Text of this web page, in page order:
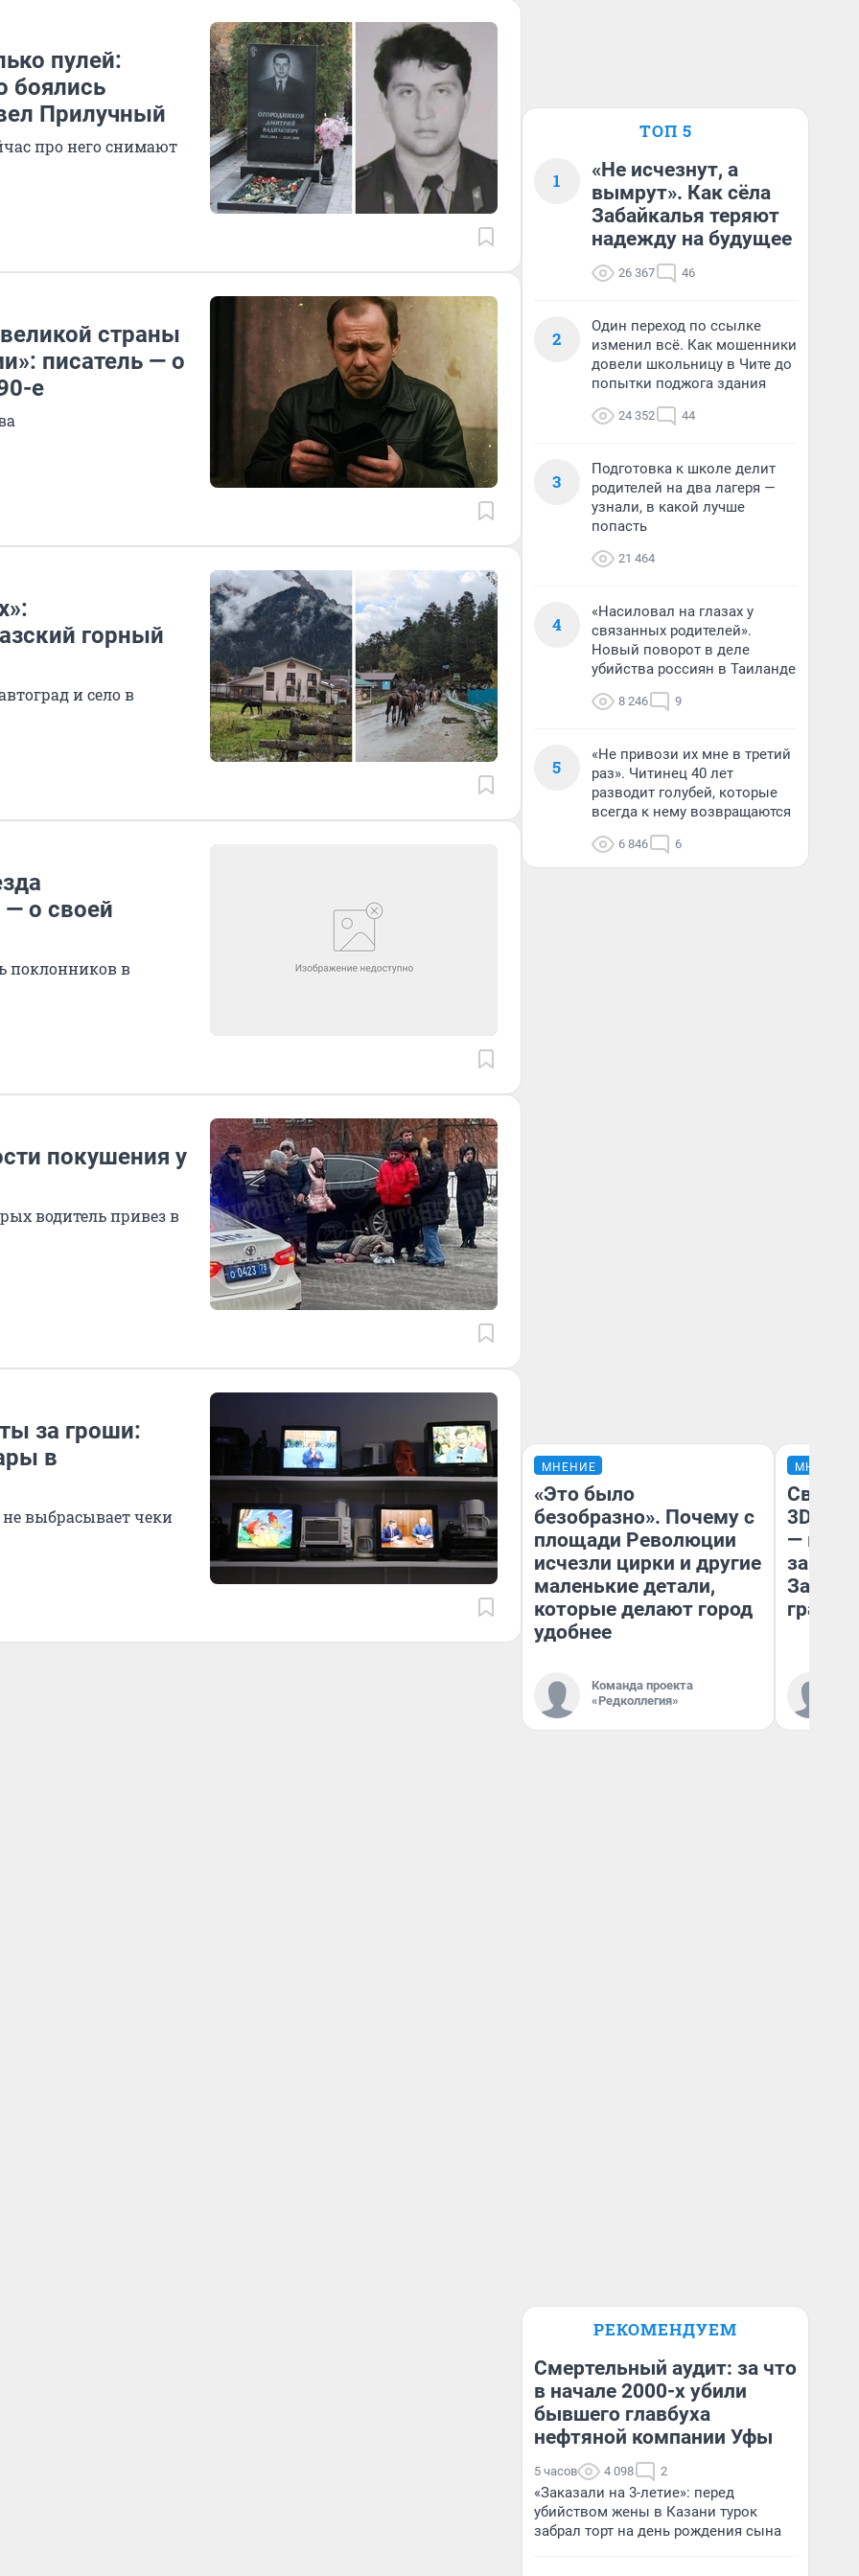
пулей:
боялись
Прилучный
про него снимают
страны
писатель — о
е
горный
и село в
о своей
поклонников в
покушения у
водитель привез в
за гроши:
в
не выбрасывает чеки
ТОП 5
1
«Не исчезнут, а
вымрут». Как сёла
Забайкалья теряют
надежду на будущее
26 367 46
2
Один переход по ссылке
изменил всё. Как мошенники
довели школьницу в Чите до
попытки поджога здания
24 352 44
3
Подготовка к школе делит
родителей на два лагеря —
узнали, в какой лучше
попасть
21 464
4
«Насиловал на глазах у
связанных родителей».
Новый поворот в деле
убийства россиян в Таиланде
8 246 9
5
«Не привози их мне в третий
раз». Читинец 40 лет
разводит голубей, которые
всегда к нему возвращаются
6 846 6
МНЕНИЕ
«Это было
безобразно». Почему с
площади Революции
исчезли цирки и другие
маленькие детали,
которые делают город
удобнее
Команда проекта
«Редколлегия»
МНЕНИЕ
— как
РЕКОМЕНДУЕМ
Смертельный аудит: за что
в начале 2000-х убили
бывшего главбуха
нефтяной компании Уфы
5 часов 4 098 2
«Заказали на 3-летие»: перед
убийством жены в Казани турок
забрал торт на день рождения сына